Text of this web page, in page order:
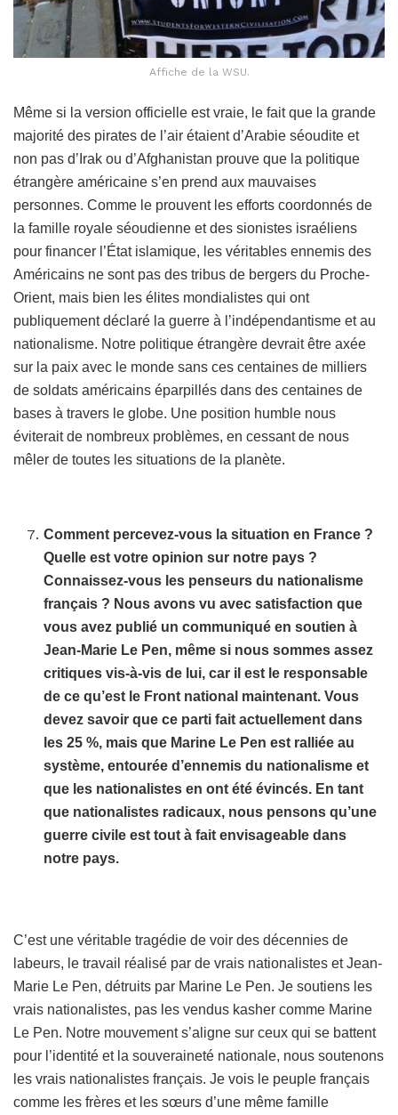
Affiche de la WSU.
Même si la version officielle est vraie, le fait que la grande
majorité des pirates de l’air étaient d’Arabie séoudite et
non pas d’Irak ou d’Afghanistan prouve que la politique
étrangère américaine s’en prend aux mauvaises
personnes. Comme le prouvent les efforts coordonnés de
la famille royale séoudienne et des sionistes israéliens
pour financer l’État islamique, les véritables ennemis des
Américains ne sont pas des tribus de bergers du Proche-
Orient, mais bien les élites mondialistes qui ont
publiquement déclaré la guerre à l’indépendantisme et au
nationalisme. Notre politique étrangère devrait être axée
sur la paix avec le monde sans ces centaines de milliers
de soldats américains éparpillés dans des centaines de
bases à travers le globe. Une position humble nous
éviterait de nombreux problèmes, en cessant de nous
mêler de toutes les situations de la planète.
Comment percevez-vous la situation en France ?
Quelle est votre opinion sur notre pays ?
Connaissez-vous les penseurs du nationalisme
français ? Nous avons vu avec satisfaction que
vous avez publié un communiqué en soutien à
Jean-Marie Le Pen, même si nous sommes assez
critiques vis-à-vis de lui, car il est le responsable
de ce qu’est le Front national maintenant. Vous
devez savoir que ce parti fait actuellement dans
les 25 %, mais que Marine Le Pen est ralliée au
système, entourée d’ennemis du nationalisme et
que les nationalistes en ont été évincés. En tant
que nationalistes radicaux, nous pensons qu’une
guerre civile est tout à fait envisageable dans
notre pays.
C’est une véritable tragédie de voir des décennies de
labeurs, le travail réalisé par de vrais nationalistes et Jean-
Marie Le Pen, détruits par Marine Le Pen. Je soutiens les
vrais nationalistes, pas les vendus kasher comme Marine
Le Pen. Notre mouvement s’aligne sur ceux qui se battent
pour l’identité et la souveraineté nationale, nous soutenons
les vrais nationalistes français. Je vois le peuple français
comme les frères et les sœurs d’une même famille